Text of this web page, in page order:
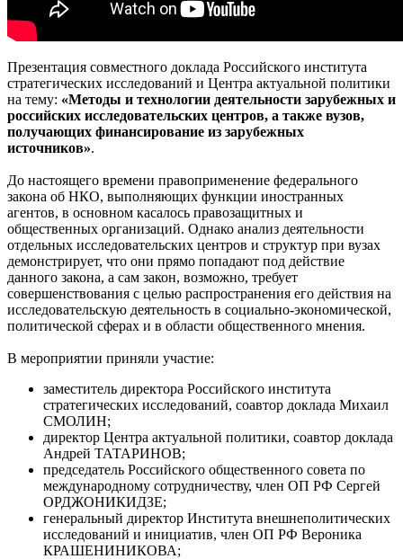
Презентация совместного доклада Российского института
стратегических исследований и Центра актуальной политики
на тему: «Методы и технологии деятельности зарубежных и
российских исследовательских центров, а также вузов,
получающих финансирование из зарубежных
источников».
До настоящего времени правоприменение федерального
закона об НКО, выполняющих функции иностранных
агентов, в основном касалось правозащитных и
общественных организаций. Однако анализ деятельности
отдельных исследовательских центров и структур при вузах
демонстрирует, что они прямо попадают под действие
данного закона, а сам закон, возможно, требует
совершенствования с целью распространения его действия на
исследовательскую деятельность в социально-экономической,
политической сферах и в области общественного мнения.
В мероприятии приняли участие:
заместитель директора Российского института
стратегических исследований, соавтор доклада Михаил
СМОЛИН;
директор Центра актуальной политики, соавтор доклада
Андрей ТАТАРИНОВ;
председатель Российского общественного совета по
международному сотрудничеству, член ОП РФ Сергей
ОРДЖОНИКИДЗЕ;
генеральный директор Института внешнеполитических
исследований и инициатив, член ОП РФ Вероника
КРАШЕНИНИКОВА;